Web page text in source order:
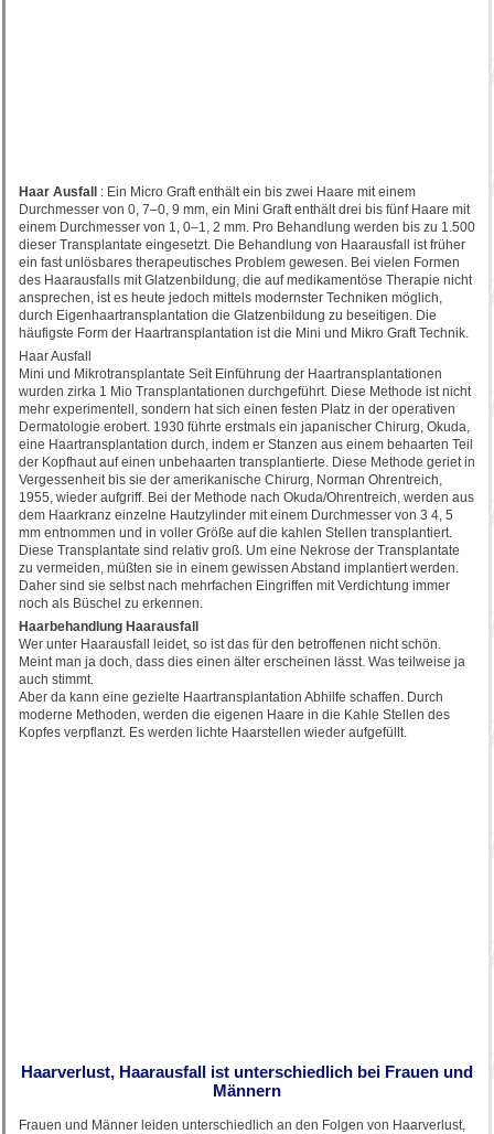
Haar Ausfall : Ein Micro Graft enthält ein bis zwei Haare mit einem
Durchmesser von 0, 7–0, 9 mm, ein Mini Graft enthält drei bis fünf Haare mit
einem Durchmesser von 1, 0–1, 2 mm. Pro Behandlung werden bis zu 1.500
dieser Transplantate eingesetzt. Die Behandlung von Haarausfall ist früher
ein fast unlösbares therapeutisches Problem gewesen. Bei vielen Formen
des Haarausfalls mit Glatzenbildung, die auf medikamentöse Therapie nicht
ansprechen, ist es heute jedoch mittels modernster Techniken möglich,
durch Eigenhaartransplantation die Glatzenbildung zu beseitigen. Die
häufigste Form der Haartransplantation ist die Mini und Mikro Graft Technik.
Haar Ausfall
Mini und Mikrotransplantate Seit Einführung der Haartransplantationen
wurden zirka 1 Mio Transplantationen durchgeführt. Diese Methode ist nicht
mehr experimentell, sondern hat sich einen festen Platz in der operativen
Dermatologie erobert. 1930 führte erstmals ein japanischer Chirurg, Okuda,
eine Haartransplantation durch, indem er Stanzen aus einem behaarten Teil
der Kopfhaut auf einen unbehaarten transplantierte. Diese Methode geriet in
Vergessenheit bis sie der amerikanische Chirurg, Norman Ohrentreich,
1955, wieder aufgriff. Bei der Methode nach Okuda/Ohrentreich, werden aus
dem Haarkranz einzelne Hautzylinder mit einem Durchmesser von 3 4, 5
mm entnommen und in voller Größe auf die kahlen Stellen transplantiert.
Diese Transplantate sind relativ groß. Um eine Nekrose der Transplantate
zu vermeiden, müßten sie in einem gewissen Abstand implantiert werden.
Daher sind sie selbst nach mehrfachen Eingriffen mit Verdichtung immer
noch als Büschel zu erkennen.
Haarbehandlung Haarausfall
Wer unter Haarausfall leidet, so ist das für den betroffenen nicht schön.
Meint man ja doch, dass dies einen älter erscheinen lässt. Was teilweise ja
auch stimmt.
Aber da kann eine gezielte Haartransplantation Abhilfe schaffen. Durch
moderne Methoden, werden die eigenen Haare in die Kahle Stellen des
Kopfes verpflanzt. Es werden lichte Haarstellen wieder aufgefüllt.
Haarverlust, Haarausfall ist unterschiedlich bei Frauen und
Männern
Frauen und Männer leiden unterschiedlich an den Folgen von Haarverlust,